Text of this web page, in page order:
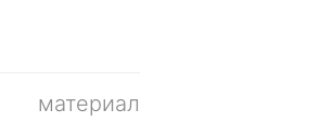
материал